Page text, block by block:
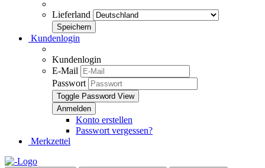
Lieferland
Kundenlogin
Kundenlogin
E-Mail
Passwort
Toggle Password View
Konto erstellen
Passwort vergessen?
Merkzettel